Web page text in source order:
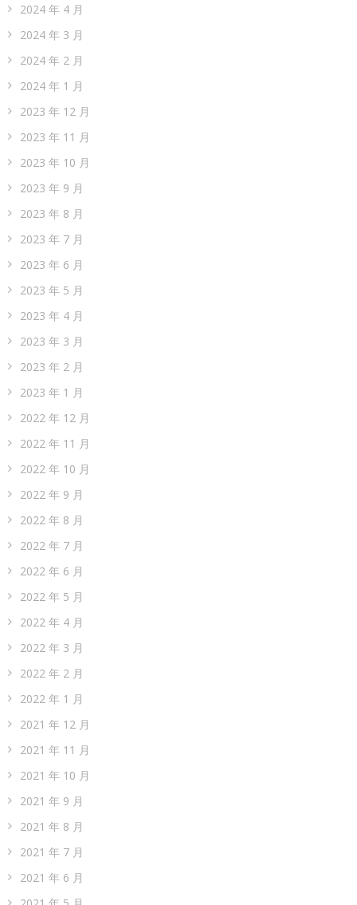
2024 年 4 月
2024 年 3 月
2024 年 2 月
2024 年 1 月
2023 年 12 月
2023 年 11 月
2023 年 10 月
2023 年 9 月
2023 年 8 月
2023 年 7 月
2023 年 6 月
2023 年 5 月
2023 年 4 月
2023 年 3 月
2023 年 2 月
2023 年 1 月
2022 年 12 月
2022 年 11 月
2022 年 10 月
2022 年 9 月
2022 年 8 月
2022 年 7 月
2022 年 6 月
2022 年 5 月
2022 年 4 月
2022 年 3 月
2022 年 2 月
2022 年 1 月
2021 年 12 月
2021 年 11 月
2021 年 10 月
2021 年 9 月
2021 年 8 月
2021 年 7 月
2021 年 6 月